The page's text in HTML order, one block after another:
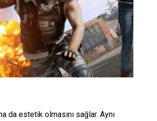
da estetik olmasını sağlar. Aynı